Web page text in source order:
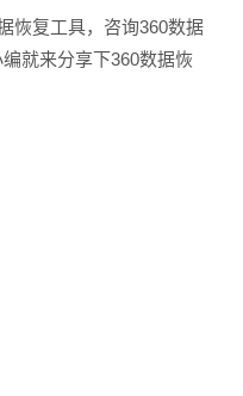
恢复工具，咨询360数据
就来分享下360数据恢